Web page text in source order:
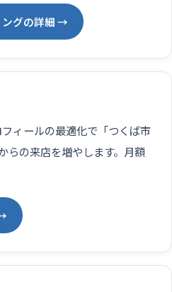
ングの詳細 →
ィールの最適化で「つくば市
の来店を増やします。月額